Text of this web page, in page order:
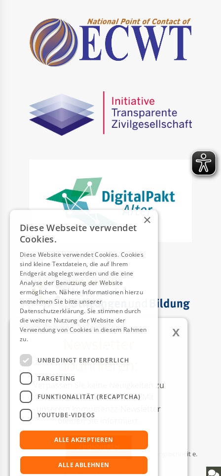
AUSZEICHNUNGEN
© Kompetenzzentrum Technik-Diversity-Chancengleichheit e.
abonnieren:
Verpassen Sie keine Neuigkeiten zu
unseren Aktivitäten mehr! Mit
unserem kompetenzz-Newsletter
bleiben Sie informiert.
x
×
Diese Webseite verwendet
Cookies.
Diese Website verwendet Cookies. Cookies
sind kleine Textdateien, die auf Ihrem
Endgerät abgelegt werden und die eine
Analyse der Benutzung der Website
ermöglichen. Nähere Informationen hierzu
entnehmen Sie bitte unserer
Datenschutzerklärung. Sie stimmen durch
die weitere Nutzung der Website der
Verwendung von Cookies in diesem Rahmen
zu.
UNBEDINGT ERFORDERLICH
TARGETING
FUNKTIONALITÄT (RECAPTCHA)
YOUTUBE-VIDEOS
ALLE AKZEPTIEREN
ALLE ABLEHNEN